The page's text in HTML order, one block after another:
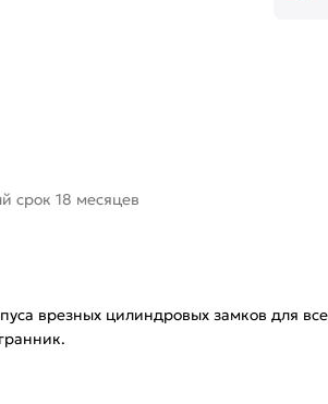
срок 18 месяцев
врезных цилиндровых замков для